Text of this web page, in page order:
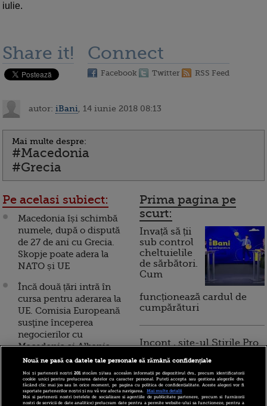
iulie.
Share it! Connect
Facebook Twitter RSS Feed
autor: iBani , 14 iunie 2018 08:13
Mai multe despre:
#Macedonia
#Grecia
Pe acelasi subiect:
Macedonia își schimbă
numele, după o dispută
de 27 de ani cu Grecia.
Skopje poate adera la
NATO și UE
Încă două țări intră în
cursa pentru aderarea la
UE. Comisia Europeană
susţine începerea
negocierilor cu
Macedonia şi Albania
pentru redenumirea
statului vecin. Disputa
cu Macedonia datează
Prima pagina pe
scurt:
Invață să ții
sub control
cheltuielile
de sărbători.
Cum
funcționează cardul de
cumpărături
Incont , site-ul Știrile Pro
economice și educație
financiară, a devenit iBani
Nouă ne pasă ca datele tale personale să rămână confidențiale
Noi și partenerii noștri201stocăm și/sau accesăm informații pe dispozitivul dvs., precum identificatorii
cookie unici pentru prelucrarea datelor cu caracter personal. Puteți accepta sau gestiona alegerile dvs.
făcând clic mai jos sau în orice moment, pe pagina cu politica de confidențialitate. Aceste alegeri vor fi
raportate partenerilor noștri și nu vă vor afecta navigarea.
Mai multe detalii
Noi si partenerii nostri (retelele de socializare si agentiile de publicitate partenere, precum si furnizorii
nostri de servicii de date analitice) prelucram date pentru a permite website-ului sa functioneze, pentru a